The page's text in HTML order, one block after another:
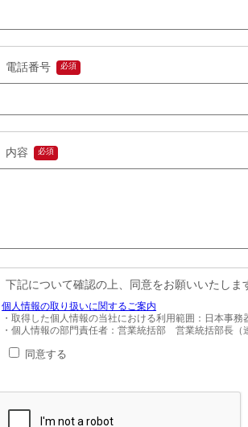
電話番号
内容
下記について確認の上、同意をお願いいたしま
個人情報の取り扱いに関するご案内
・取得した個人情報の当社における利用範囲：日本事務
・個人情報の部門責任者：営業統括部　営業統括部長（
同意する